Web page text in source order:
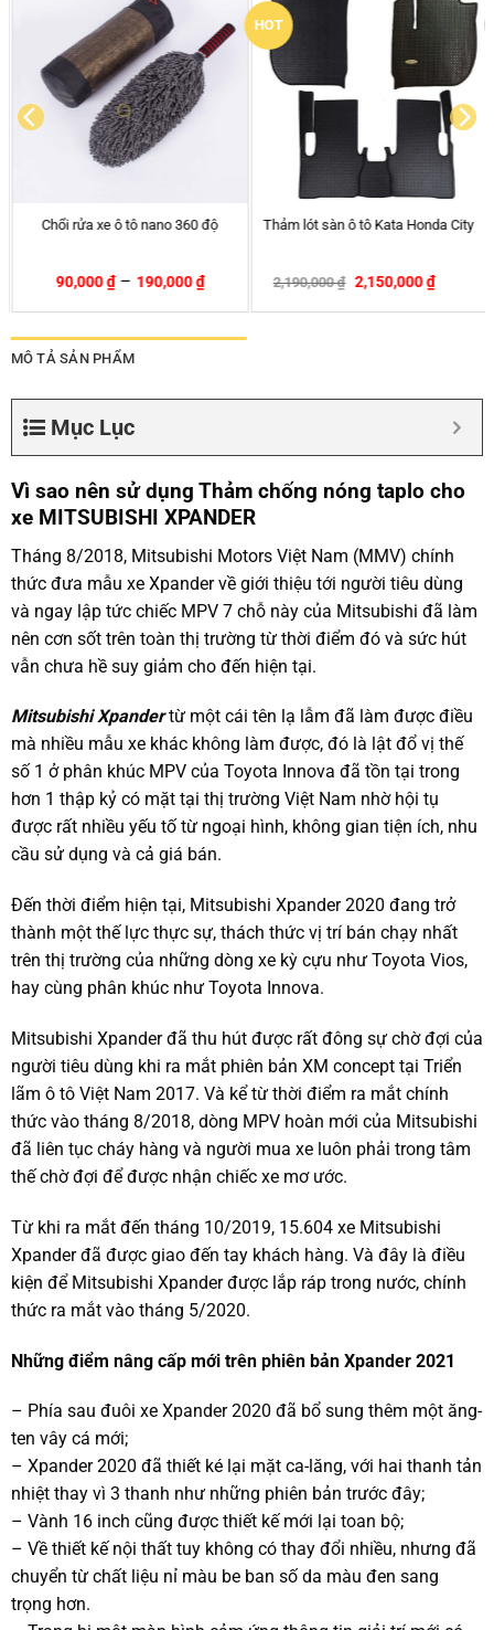
City
HOT
Rèm che nắng ô tô nam châm
540,000₫ 399,000
Sáp thơm ô tô Areon hương
320,000₫ 270,000
MÔ TẢ SẢN PHẨM
Mục Lục
Vì sao nên sử dụng Thảm chống nóng taplo cho
xe MITSUBISHI XPANDER
Tháng 8/2018, Mitsubishi Motors Việt Nam (MMV) chính
thức đưa mẫu xe Xpander về giới thiệu tới người tiêu dùng
và ngay lập tức chiếc MPV 7 chỗ này của Mitsubishi đã làm
nên cơn sốt trên toàn thị trường từ thời điểm đó và sức hút
vẫn chưa hề suy giảm cho đến hiện tại.
Mitsubishi Xpandertừ một cái tên lạ lẫm đã làm được điều
mà nhiều mẫu xe khác không làm được, đó là lật đổ vị thế
số 1 ở phân khúc MPV của Toyota Innova đã tồn tại trong
hơn 1 thập kỷ có mặt tại thị trường Việt Nam nhờ hội tụ
được rất nhiều yếu tố từ ngoại hình, không gian tiện ích, nhu
cầu sử dụng và cả giá bán.
Đến thời điểm hiện tại, Mitsubishi Xpander 2020 đang trở
thành một thế lực thực sự, thách thức vị trí bán chạy nhất
trên thị trường của những dòng xe kỳ cựu như Toyota Vios,
hay cùng phân khúc như Toyota Innova.
Mitsubishi Xpander đã thu hút được rất đông sự chờ đợi của
người tiêu dùng khi ra mắt phiên bản XM concept tại Triển
lãm ô tô Việt Nam 2017. Và kể từ thời điểm ra mắt chính
thức vào tháng 8/2018, dòng MPV hoàn mới của Mitsubishi
đã liên tục cháy hàng và người mua xe luôn phải trong tâm
thế chờ đợi để được nhận chiếc xe mơ ước.
Từ khi ra mắt đến tháng 10/2019, 15.604 xe Mitsubishi
Xpander đã được giao đến tay khách hàng. Và đây là điều
kiện để Mitsubishi Xpander được lắp ráp trong nước, chính
thức ra mắt vào tháng 5/2020.
Những điểm nâng cấp mới trên phiên bản Xpander 2021
– Phía sau đuôi xe Xpander 2020 đã bổ sung thêm một ăng-
ten vây cá mới;
– Xpander 2020 đã thiết ké lại mặt ca-lăng, với hai thanh tản
nhiệt thay vì 3 thanh như những phiên bản trước đây;
– Vành 16 inch cũng được thiết kế mới lại toan bộ;
– Về thiết kế nội thất tuy không có thay đổi nhiều, nhưng đã
chuyển từ chất liệu nỉ màu be ban số da màu đen sang
trọng hơn.